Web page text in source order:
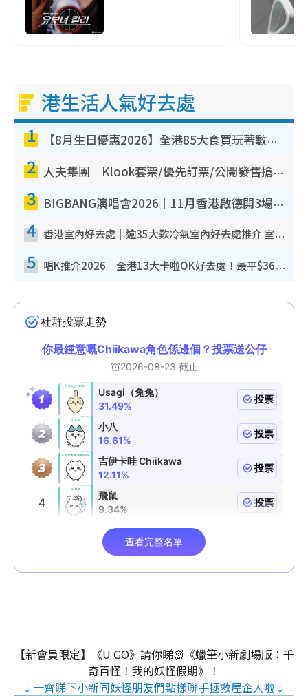
港生活人氣好去處
1 【8月生日優惠2026】全港85大食買玩著數攻略 自助餐/火鍋放題同行免費＋誠品/DONKI送現金券
2 人夫集團｜Klook套票/優先訂票/公開發售搶飛攻略！附票價.購票連結.場地座位表
3 BIGBANG演唱會2026｜11月香港啟德開3場！實名制VIP申請、優先購票攻略
4 香港室內好去處｜逾35大歎冷氣室內好去處推介 室內活動免費避雨無懼落雨
5 唱K推介2026︱全港13大卡啦OK好去處！最平$36起 日文K都有！(附地址+收費詳情)
【新會員限定】《U GO》請你睇👹《蠟筆小新劇場版：千
奇百怪！我的妖怪假期》！
↓一齊睇下小新同妖怪朋友們點樣聯手拯救屋企人啦↓